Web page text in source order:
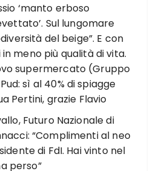
‘manto erboso
Sul lungomare
del beige”. E con
meno più qualità di vita.
supermercato (Gruppo
sì al 40% di spiagge
Pertini, grazie Flavio
Futuro Nazionale di
“Complimenti al neo
di FdI. Hai vinto nel
perso”